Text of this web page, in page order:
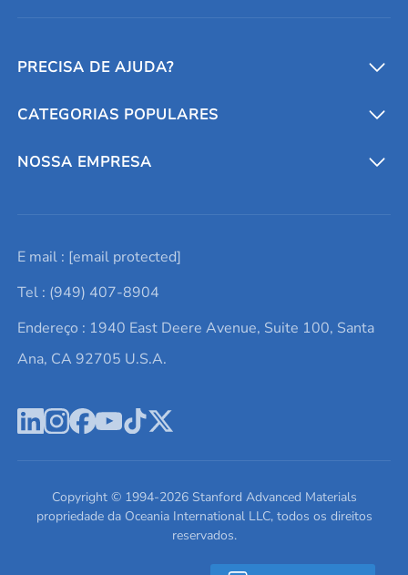
PRECISA DE AJUDA?
Conversores e calculadoras
Entre em contato conosco
Lista de consultas
Termos e Condições
Política de Privacidade
CATEGORIAS POPULARES
Metais refratários
Elementos de terras raras
Alvos de pulverização catódica
Ácido hialurônico
NOSSA EMPRESA
Promoções atuais
Notícias e blogs
Estudos de caso
Escreva para nós
E mail : [email protected]
Tel : (949) 407-8904
Endereço : 1940 East Deere Avenue, Suite 100, Santa
Ana, CA 92705 U.S.A.
Copyright © 1994-2026Stanford Advanced Materials
propriedade da Oceania International LLC, todos os direitos
reservados.